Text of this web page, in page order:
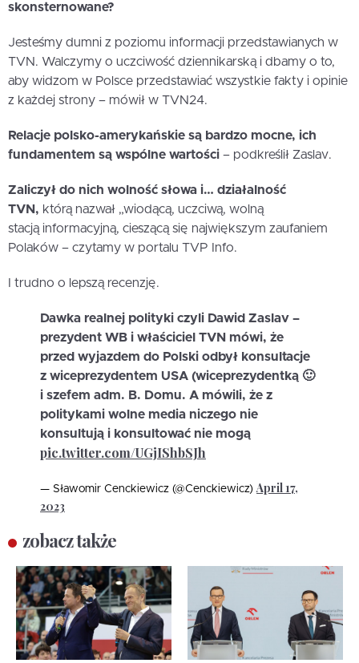
skonsternowane?
Jesteśmy dumni z poziomu informacji przedstawianych w
TVN. Walczymy o uczciwość dziennikarską i dbamy o to,
aby widzom w Polsce przedstawiać wszystkie fakty i opinie
z każdej strony – mówił w TVN24.
Relacje polsko-amerykańskie są bardzo mocne, ich
fundamentem są wspólne wartości – podkreślił Zaslav.
Zaliczył do nich wolność słowa i… działalność
TVN, którą nazwał „wiodącą, uczciwą, wolną
stacją informacyjną, cieszącą się największym zaufaniem
Polaków – czytamy w portalu TVP Info.
I trudno o lepszą recenzję.
Dawka realnej polityki czyli Dawid Zaslav –
prezydent WB i właściciel TVN mówi, że
przed wyjazdem do Polski odbył konsultacje
z wiceprezydentem USA (wiceprezydentką 🙂
i szefem adm. B. Domu. A mówili, że z
politykami wolne media niczego nie
konsultują i konsultować nie mogą
pic.twitter.com/UGjIShbSJh
— Sławomir Cenckiewicz (@Cenckiewicz)April 17,
2023
zobacz także